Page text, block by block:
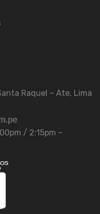
Raquel – Ate, Lima
/ 2:15pm –